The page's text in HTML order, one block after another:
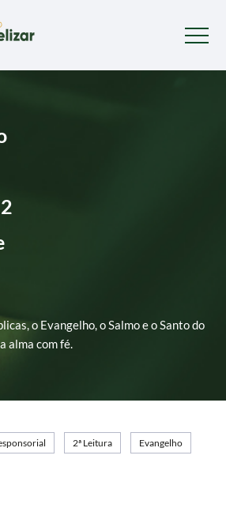
o Evangelho, o Salmo e o Santo do
alma com fé.
2ª Leitura Evangelho